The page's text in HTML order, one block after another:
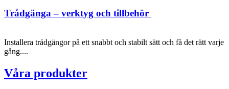
Trådgänga – verktyg och tillbehör
Installera trådgängor på ett snabbt och stabilt sätt och få det rätt varje
gång....
Våra produkter